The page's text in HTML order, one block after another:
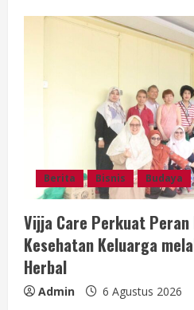
Berita Bisnis Budaya
Vijja Care Perkuat
Kesehatan Keluarga
Herbal
Admin 6 Agustus 2026